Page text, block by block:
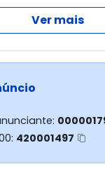
IMÓVEL
- 3032-3100
Ver mais
420001497